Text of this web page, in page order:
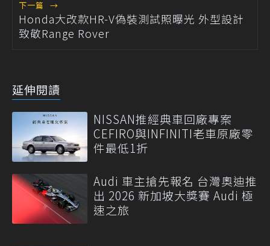
下一篇 →
Honda大改款HR-V偽裝測試照曝光 外型設計
致敬Range Rover
延伸閱讀
NISSAN推經典車回廠專案
CEFIRO與INFINITI老車原廠零
件最低1折
Audi 車主搶先報名 台灣奧迪推
出 2026 新加坡大獎賽 Audi 極
速之旅